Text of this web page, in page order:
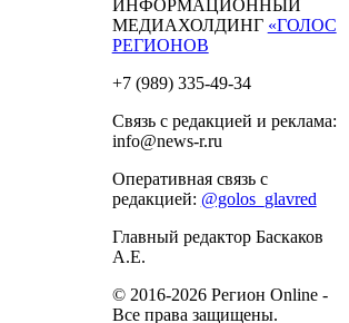
ИНФОРМАЦИОННЫЙ
МЕДИАХОЛДИНГ «ГОЛОС
РЕГИОНОВ
+7 (989) 335-49-34
Связь с редакцией и реклама:
info@news-r.ru
Оперативная связь с
редакцией: @golos_glavred
Главный редактор Баскаков
А.Е.
© 2016-2026 Регион Online -
Все права защищены.